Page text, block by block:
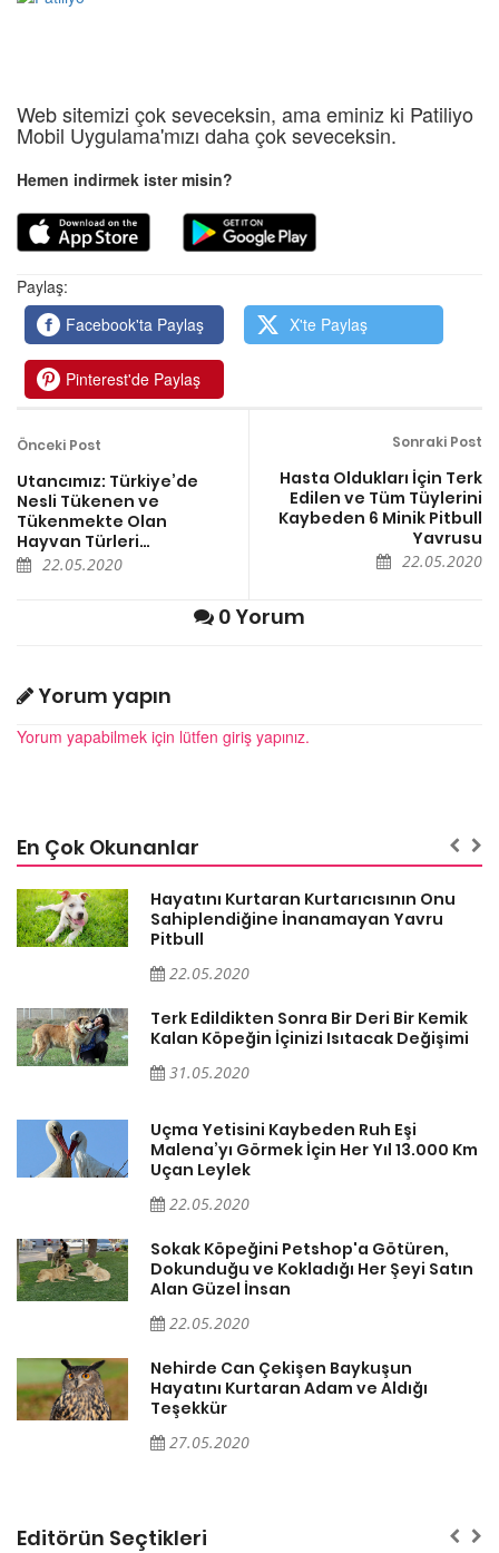
Web sitemizi çok seveceksin, ama eminiz ki Patiliyo
Mobil Uygulama'mızı daha çok seveceksin.
Hemen indirmek ister misin?
Paylaş:
Facebook'ta Paylaş
X'te Paylaş
Pinterest'de Paylaş
Önceki Post
Utancımız: Türkiye’de
Nesli Tükenen ve
Tükenmekte Olan
Hayvan Türleri…
22.05.2020
Sonraki Post
Hasta Oldukları İçin Terk
Edilen ve Tüm Tüylerini
Kaybeden 6 Minik Pitbull
Yavrusu
22.05.2020
0 Yorum
Yorum yapın
Yorum yapabilmek için lütfen giriş yapınız.
En Çok Okunanlar
Hayatını Kurtaran Kurtarıcısının Onu
Sahiplendiğine İnanamayan Yavru
Pitbull
22.05.2020
Terk Edildikten Sonra Bir Deri Bir Kemik
Kalan Köpeğin İçinizi Isıtacak Değişimi
31.05.2020
Uçma Yetisini Kaybeden Ruh Eşi
Malena’yı Görmek İçin Her Yıl 13.000 Km
Uçan Leylek
22.05.2020
Sokak Köpeğini Petshop'a Götüren,
Dokunduğu ve Kokladığı Her Şeyi Satın
Alan Güzel İnsan
22.05.2020
Nehirde Can Çekişen Baykuşun
Hayatını Kurtaran Adam ve Aldığı
Teşekkür
27.05.2020
Editörün Seçtikleri